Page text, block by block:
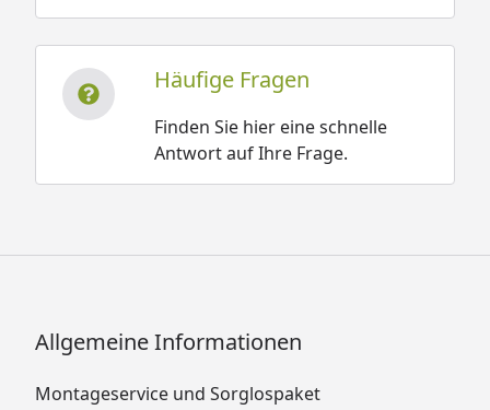
Häufige Fragen
Finden Sie hier eine schnelle
Antwort auf Ihre Frage.
Allgemeine Informationen
Montageservice und Sorglospaket